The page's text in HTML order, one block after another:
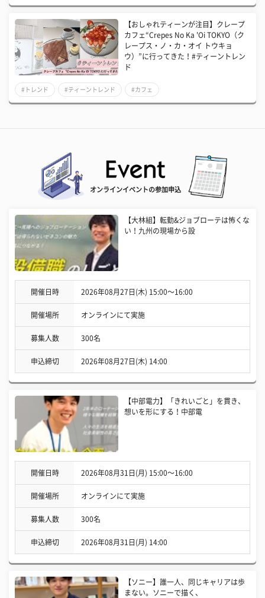
【おしゃれティーンが注目】クレープ
カフェ“Crepes No Ka 'Oi TOKYO（ク
レープス・ノ・カ・オイ トウキョ
ウ）”に行ってきた！#ティーントレン
ド
#トレンド #ティーントレンド #カフェ
オンラインイベントの参加申込
【大林組】転勤&ジョブローテは怖くな
い！九州の現場から設
開催日時 2026年08月27日(木) 15:00〜16:00
開催場所 オンラインにて実施
募集人数 300名
申込締切 2026年08月27日(木) 14:00
【中部電力】「きれいごと」を貫き、
想いを形にする！中部電
開催日時 2026年08月31日(月) 15:00〜16:00
開催場所 オンラインにて実施
募集人数 300名
申込締切 2026年08月31日(月) 14:00
【ソニー】誰一人、同じキャリアは歩
まない。ソニーで描く、